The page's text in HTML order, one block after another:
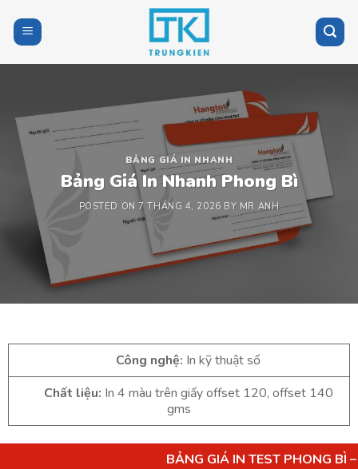
content
BẢNG GIÁ IN NHANH
Bảng Giá In Nhanh Phong Bì
POSTED ON 7 THÁNG 4, 2026 BY MR ANH
Công nghệ: In kỹ thuật số
Chất liệu: In 4 màu trên giấy offset 120, offset 140
gms
BẢNG GIÁ IN TEST PHONG BÌ